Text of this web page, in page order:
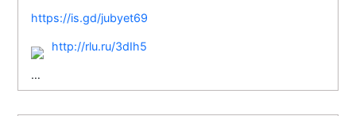
https://is.gd/jubyet69
http://rlu.ru/3dIh5
…